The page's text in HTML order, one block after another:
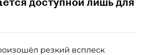
резкий всплеск